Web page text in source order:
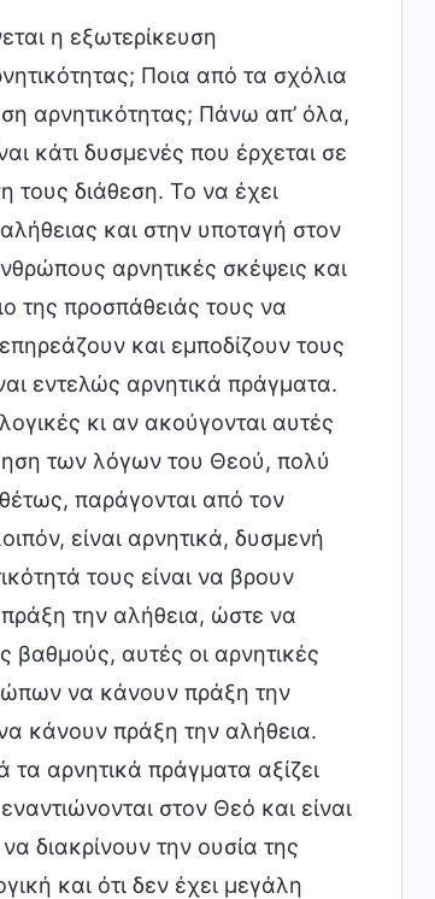
η εξωτερίκευση
Ποια από τα σχόλια
αρνητικότητας; Πάνω απ’ όλα,
κάτι δυσμενές που έρχεται σε
τους διάθεση. Το να έχει
και στην υποταγή στον
αρνητικές σκέψεις και
της προσπάθειάς τους να
και εμποδίζουν τους
εντελώς αρνητικά πράγματα.
κι αν ακούγονται αυτές
των λόγων του Θεού, πολύ
παράγονται από τον
είναι αρνητικά, δυσμενή
τους είναι να βρουν
την αλήθεια, ώστε να
αυτές οι αρνητικές
να κάνουν πράξη την
κάνουν πράξη την αλήθεια.
αρνητικά πράγματα αξίζει
στον Θεό και είναι
διακρίνουν την ουσία της
και ότι δεν έχει μεγάλη